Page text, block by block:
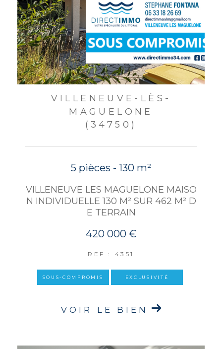
VILLENEUVE-LÈS-
MAGUELONE
(34750)
5 pièces - 130 m²
VILLENEUVE LES MAGUELONE MAISO
N INDIVIDUELLE 130 M² SUR 462 M² D
E TERRAIN
420 000 €
REF : 4351
SOUS-COMPROMIS EXCLUSIVITÉ
VOIR LE BIEN